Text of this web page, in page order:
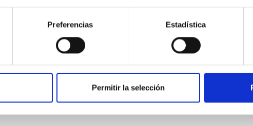
Preferencias Estadística
Permitir la selección
concedido por la Sociedad Española de Astronomía,
aficionado en un proyecto internacional para el seguimiento
Observatorio del Teide. El Instituto de Astrofísica de Canarias (IAC)
ProAm en Astrofísica por su participación en el